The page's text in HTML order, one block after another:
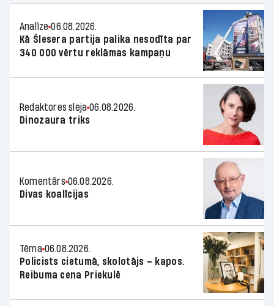
Analīze 06.08.2026.
Kā Šlesera partija palika nesodīta par
340 000 vērtu reklāmas kampaņu
Redaktores sleja 06.08.2026.
Dinozaura triks
Komentārs 06.08.2026.
Divas koalīcijas
Tēma 06.08.2026.
Policists cietumā, skolotājs – kapos.
Reibuma cena Priekulē